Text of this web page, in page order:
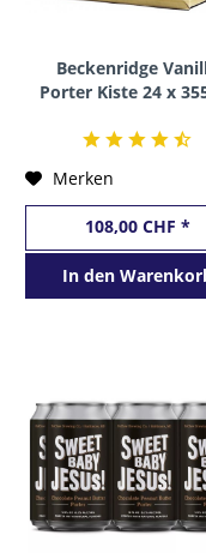
Beckenridge
Porter Kiste 24 x
Merken
108,00 CHF *
In den